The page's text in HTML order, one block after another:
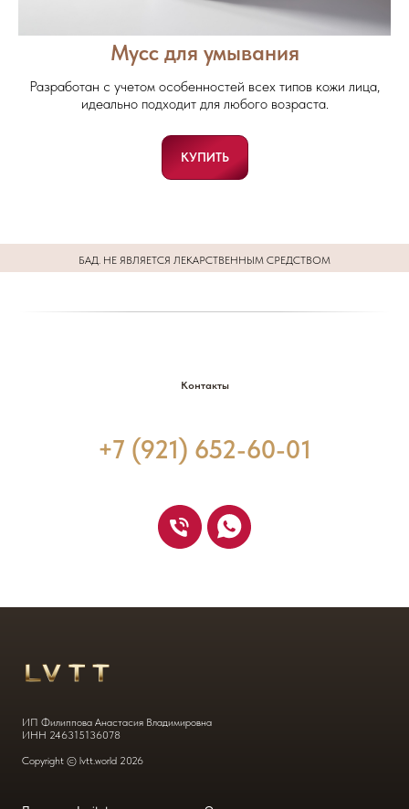
Мусс для умывания
Разработан с учетом особенностей всех типов кожи лица,
идеально подходит для любого возраста.
КУПИТЬ
БАД. НЕ ЯВЛЯЕТСЯ ЛЕКАРСТВЕННЫМ СРЕДСТВОМ
Контакты
+7 (921) 652-60-01
ИП Филиппова Анастасия Владимировна
ИНН 246315136078
Copyright © lvtt.world 2026